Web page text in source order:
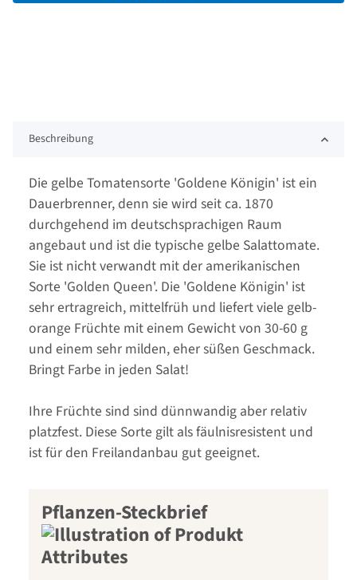
Beschreibung
Die gelbe Tomatensorte 'Goldene Königin' ist ein
Dauerbrenner, denn sie wird seit ca. 1870
durchgehend im deutschsprachigen Raum
angebaut und ist die typische gelbe Salattomate.
Sie ist nicht verwandt mit der amerikanischen
Sorte 'Golden Queen'. Die 'Goldene Königin' ist
sehr ertragreich, mittelfrüh und liefert viele gelb-
orange Früchte mit einem Gewicht von 30-60 g
und einem sehr milden, eher süßen Geschmack.
Bringt Farbe in jeden Salat!
Ihre Früchte sind sind dünnwandig aber relativ
platzfest. Diese Sorte gilt als fäulnisresistent und
ist für den Freilandanbau gut geeignet.
Pflanzen-Steckbrief